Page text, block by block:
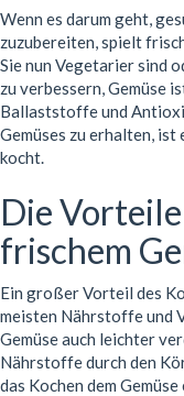
Wenn es darum geht,
zuzubereiten, spielt
Sie nun Vegetarier sind
zu verbessern, Gemüse
Ballaststoffe und
Gemüses zu erhalten,
kocht.
Die
frischem
Ein großer Vorteil des
meisten Nährstoffe und
Gemüse auch leichter
Nährstoffe durch den
das Kochen dem